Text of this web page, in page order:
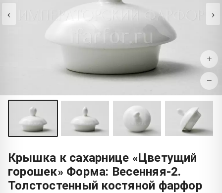
‹ ›
+
−
Крышка к сахарнице «Цветущий
горошек» Форма: Весенняя-2.
Толстостенный костяной фарфор